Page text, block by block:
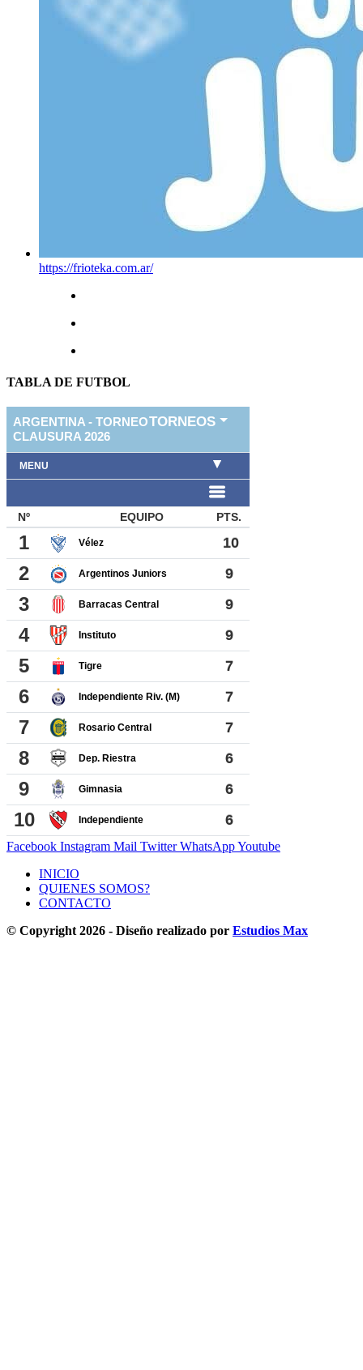
https://frioteka.com.ar/
TABLA DE FUTBOL
Facebook Instagram Mail Twitter WhatsAppYoutube
INICIO
QUIENES SOMOS?
CONTACTO
© Copyright 2026 - Diseño realizado por Estudios Max